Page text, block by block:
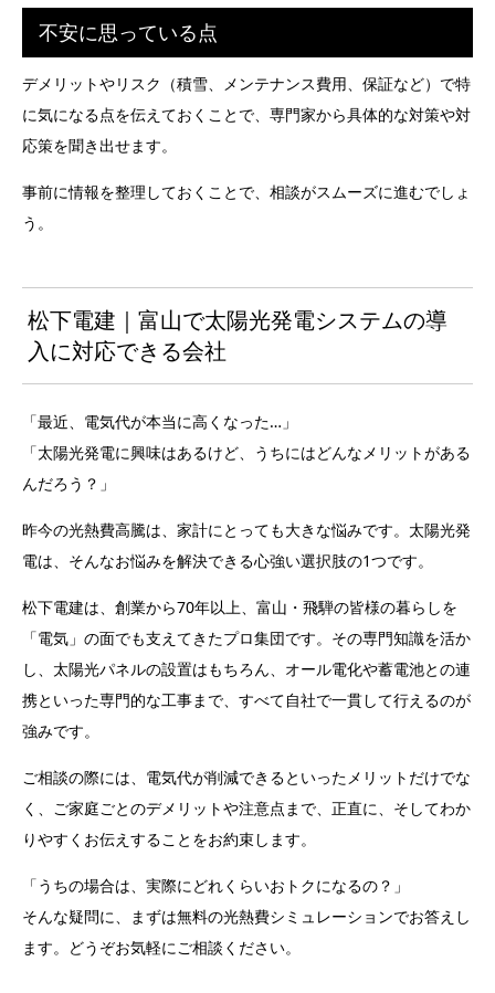
不安に思っている点
デメリットやリスク（積雪、メンテナンス費用、保証など）で特
に気になる点を伝えておくことで、専門家から具体的な対策や対
応策を聞き出せます。
事前に情報を整理しておくことで、相談がスムーズに進むでしょ
う。
松下電建｜富山で太陽光発電システムの導
入に対応できる会社
「最近、電気代が本当に高くなった…」
「太陽光発電に興味はあるけど、うちにはどんなメリットがある
んだろう？」
昨今の光熱費高騰は、家計にとっても大きな悩みです。太陽光発
電は、そんなお悩みを解決できる心強い選択肢の1つです。
松下電建は、創業から70年以上、富山・飛騨の皆様の暮らしを
「電気」の面でも支えてきたプロ集団です。その専門知識を活か
し、太陽光パネルの設置はもちろん、オール電化や蓄電池との連
携といった専門的な工事まで、すべて自社で一貫して行えるのが
強みです。
ご相談の際には、電気代が削減できるといったメリットだけでな
く、ご家庭ごとのデメリットや注意点まで、正直に、そしてわか
りやすくお伝えすることをお約束します。
「うちの場合は、実際にどれくらいおトクになるの？」
そんな疑問に、まずは無料の光熱費シミュレーションでお答えし
ます。どうぞお気軽にご相談ください。